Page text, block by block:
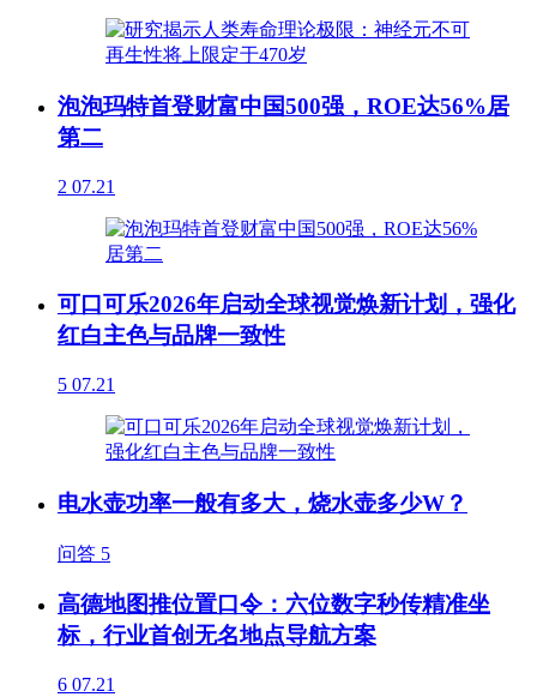
泡泡玛特首登财富中国500强，ROE达56%居
第二
2 07.21
可口可乐2026年启动全球视觉焕新计划，强化
红白主色与品牌一致性
5 07.21
电水壶功率一般有多大，烧水壶多少W？
问答 5
高德地图推位置口令：六位数字秒传精准坐
标，行业首创无名地点导航方案
6 07.21